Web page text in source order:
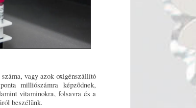
vagy azok oxigénszállító
milliószámra képzõdnek,
vitaminokra, folsavra és a
beszélünk.